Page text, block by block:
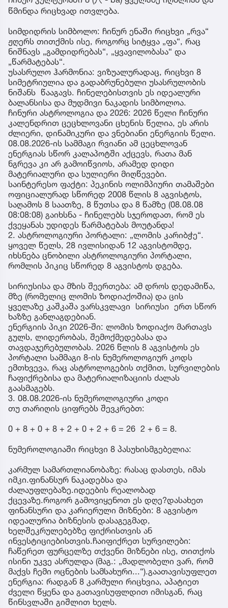
წმინდა რიცხვად ითვლება.
სიმდიდრის სიმბოლო: ჩინურ ენაში რიცხვი „რვა“
ჟღერს თითქმის ისე, როგორც სიტყვა „ფა“, რაც
ნიშნავს „გამდიდრებას“, „ყვავილობასა“ და
„წარმატებას“.
უსასრულო ჰარმონია: ვიზუალურადაც, რიცხვი 8
სიმეტრიულია და გადაბრუნებული უსასრულობის
ნიშანს წააგავს. ჩინელებისთვის ეს იდეალური
ბალანსისა და მუდმივი ნაკადის სიმბოლოა.
ჩინური ასტროლოგია და 2026: 2026 წელი ჩინური
კალენდრით ცეცხლოვანი ცხენის წელია, ეს არის
ძლიერი, დინამიკური და ვნებიანი ენერგიის წელი.
08.08.2026-ის სამმაგი რვიანი ამ ცეცხლოვან
ენერგიას სწორ კალაპოტში აქცევს, რათა მან
ნგრევა კი არ გამოიწვიოს, არამედ დიდი
მატერიალური და სულიერი მიღწევები.
საინტერესო ფაქტი: პეკინის ოლიმპიური თამაშები
ოფიციალურად სწორედ 2008 წლის 8 აგვისტოს,
საღამოს 8 საათზე, 8 წუთსა და 8 წამზე (08.08.08
08:08:08) გაიხსნა - ჩინელებს სჯეროდათ, რომ ეს
ქვეყანას უდიდეს წარმატებას მოუტანდა!
2. ასტროლოგიური პორტალი: „ლომის კარიბჭე“.
ყოველ წელს, 28 ივლისიდან 12 აგვისტომდე,
იხსნება ცნობილი ასტროლოგიური პორტალი,
რომლის პიკიც სწორედ 8 აგვისტოს დგება.
სირიუსისა და მზის შეერთება: ამ დროს დედამიწა,
მზე (რომელიც ლომის ზოდიაქოშია) და ცის
ყველაზე კაშკაშა ვარსკვლავი სირიუსი ერთ სწორ
ხაზზე განლაგდებიან.
ენერგიის პიკი 2026-ში: ლომის ზოდიაქო მართავს
გულს, ლიდერობას, შემოქმედებასა და
თავდაჯერებულობას. 2026 წლის 8 აგვისტოს ეს
პორტალი სამმაგი 8-ის ნუმეროლოგიურ კოდს
ემთხვევა, რაც ასტროლოგების თქმით, სურვილების
ჩაფიქრებისა და მატერიალიზაციის ძალას
გაასმაგებს.
3. 08.08.2026-ის ნუმეროლოგიური კოდი
თუ თარიღის ციფრებს შევკრებთ:
0 + 8 + 0 + 8 + 2 + 0 + 2 + 6 = 26 2 + 6 = 8.
ნუმეროლოგიაში რიცხვი 8 პასუხისმგებელია:
კარმულ სამართლიანობაზე: რასაც დასთეს, იმას
იმკი.ფინანსურ ნაკადებსა და
ძალაუფლებაზე.იდეების რეალობად
ქცევაზე.როგორ გამოვიყენოთ ეს დღე?დასახეთ
ფინანსური და კარიერული მიზნები: 8 აგვისტო
იდეალურია ბიზნესის დასაგეგმად,
ხელშეკრულებებზე ფიქრისთვის ან
ინვესტიციებისთვის.ჩაიფიქრეთ სურვილები:
ჩაწერეთ ფურცელზე თქვენი მიზნები ისე, თითქოს
ისინი უკვე ასრულდა (მაგ.: „მადლობელი ვარ, რომ
მაქვს ჩემი ოცნების სამსახური...“).გაათავისუფლეთ
ენერგია: რადგან 8 კარმული რიცხვია, აპატიეთ
ძველი წყენა და გათავისუფლდით იმისგან, რაც
წინსვლაში გიშლით ხელს.